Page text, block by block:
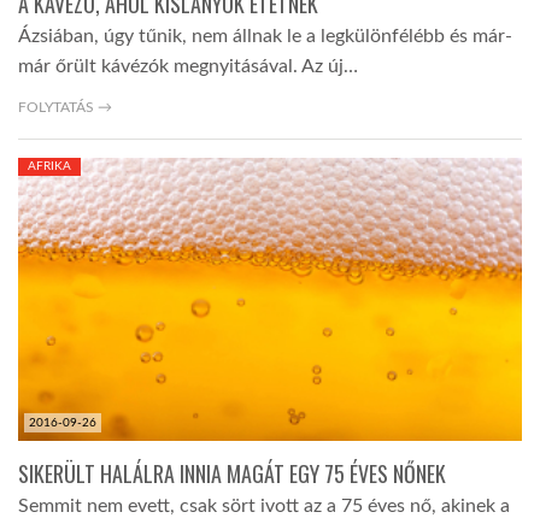
Ázsiában, úgy tűnik, nem állnak le a legkülönfélébb és már-
már őrült kávézók megnyitásával. Az új…
FOLYTATÁS →
2016-09-26
AFRIKA
SIKERÜLT HALÁLRA INNIA MAGÁT EGY 75 ÉVES NŐNEK
Semmit nem evett, csak sört ivott az a 75 éves nő, akinek a